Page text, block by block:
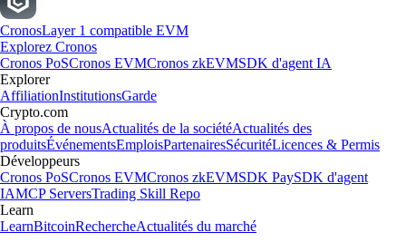
CronosLayer 1 compatible EVM
Explorez Cronos
Cronos PoSCronos EVMCronos zkEVMSDK d'agent IA
Explorer
AffiliationInstitutionsGarde
Crypto.com
À propos de nousActualités de la sociétéActualités des
produitsÉvénementsEmploisPartenairesSécuritéLicences & Permis
Développeurs
Cronos PoSCronos EVMCronos zkEVMSDK PaySDK d'agent
IAMCP ServersTrading Skill Repo
Learn
LearnBitcoinRechercheActualités du marché